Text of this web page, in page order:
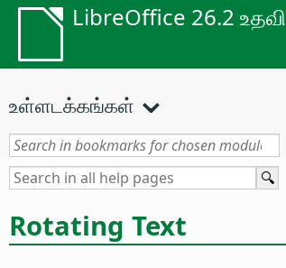
LibreOffice 26.2 உதவி
உள்ளடக்கங்கள்
Rotating Text